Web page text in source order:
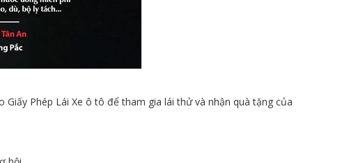
Giấy Phép Lái Xe ô tô để tham gia lái thử và nhận quà tặng của